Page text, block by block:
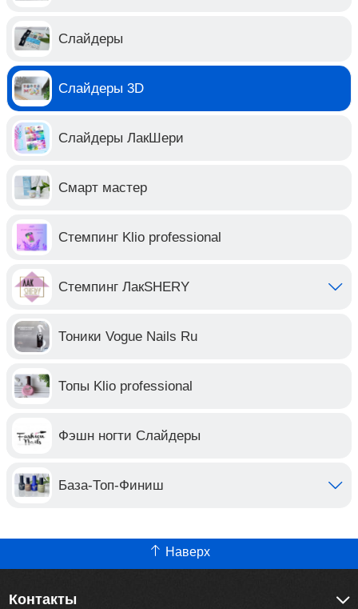
Слайдеры
Слайдеры 3D
Слайдеры ЛакШери
Смарт мастер
Стемпинг Klio professional
Стемпинг ЛакSHERY
Тоники Vogue Nails Ru
Топы Klio professional
Фэшн ногти Слайдеры
База-Топ-Финиш
Наверх
Контакты